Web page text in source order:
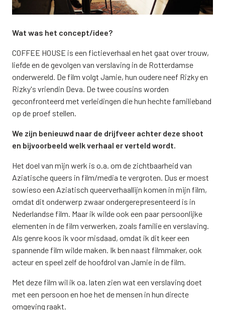
Wat was het concept/idee?
COFFEE HOUSE is een fictieverhaal en het gaat over trouw,
liefde en de gevolgen van verslaving in de Rotterdamse
onderwereld. De film volgt Jamie, hun oudere neef Rizky en
Rizky's vriendin Deva. De twee cousins worden
geconfronteerd met verleidingen die hun hechte familieband
op de proef stellen.
We zijn benieuwd naar de drijfveer achter deze shoot
en bijvoorbeeld welk verhaal er verteld wordt.
Het doel van mijn werk is o.a. om de zichtbaarheid van
Aziatische queers in film/media te vergroten. Dus er moest
sowieso een Aziatisch queerverhaallijn komen in mijn film,
omdat dit onderwerp zwaar ondergerepresenteerd is in
Nederlandse film. Maar ik wilde ook een paar persoonlijke
elementen in de film verwerken, zoals familie en verslaving.
Als genre koos ik voor misdaad, omdat ik dit keer een
spannende film wilde maken. Ik ben naast filmmaker, ook
acteur en speel zelf de hoofdrol van Jamie in de film.
Met deze film wil ik oa. laten zien wat een verslaving doet
met een persoon en hoe het de mensen in hun directe
omgeving raakt.